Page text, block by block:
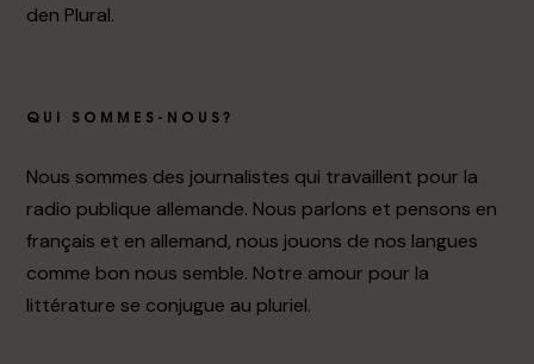
den Plural.
QUI SOMMES-NOUS?
Nous sommes des journalistes qui travaillent pour la
radio publique allemande. Nous parlons et pensons en
français et en allemand, nous jouons de nos langues
comme bon nous semble. Notre amour pour la
littérature se conjugue au pluriel.